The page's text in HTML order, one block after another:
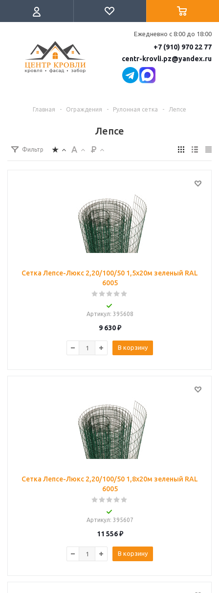
Ежедневно с 8:00 до 18:00
+7 (910) 970 22 77
centr-krovli.pz@yandex.ru
Главная - Ограждения - Рулонная сетка - Лепсе
Лепсе
Фильтр
Сетка Лепсе-Люкс 2,20/100/50 1,5х20м зеленый RAL
6005
Артикул: 395608
9 630₽
В корзину
Сетка Лепсе-Люкс 2,20/100/50 1,8х20м зеленый RAL
6005
Артикул: 395607
11 556₽
В корзину